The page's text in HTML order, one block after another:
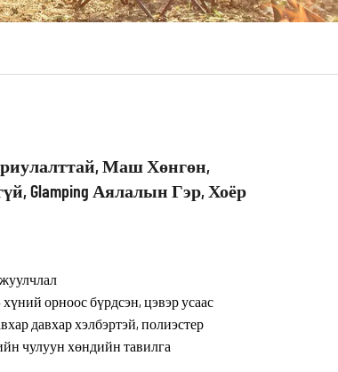
Маш Хөнгөн,
Glamping Аялалын Гэр, Хоёр
орноос бүрдсэн, цэвэр усаас
давхар хэлбэртэй, полиэстер
чулуун хөндийн тавилга